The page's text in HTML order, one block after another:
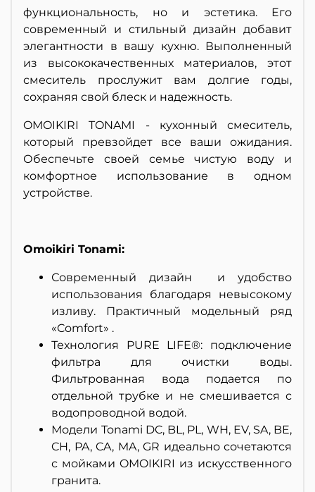
функциональность, но и эстетика. Его
современный и стильный дизайн добавит
элегантности в вашу кухню. Выполненный
из высококачественных материалов, этот
смеситель прослужит вам долгие годы,
сохраняя свой блеск и надежность.
OMOIKIRI TONAMI - кухонный смеситель,
который превзойдет все ваши ожидания.
Обеспечьте своей семье чистую воду и
комфортное использование в одном
устройстве.
Omoikiri Tonami:
Современный дизайн и удобство
использования благодаря невысокому
изливу. Практичный модельный ряд
«Comfort» .
Технология PURE LIFE®: подключение
фильтра для очистки воды.
Фильтрованная вода подается по
отдельной трубке и не смешивается с
водопроводной водой.
Модели Tonami DC, BL, PL, WH, EV, SA, BE,
CH, PA, CA, MA, GR идеально сочетаются
с мойками OMOIKIRI из искусственного
гранита.